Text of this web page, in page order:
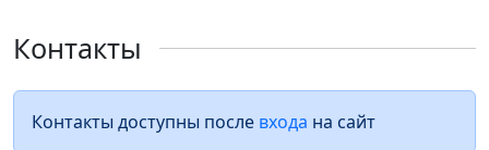
Контакты
Контакты доступны после входа на сайт